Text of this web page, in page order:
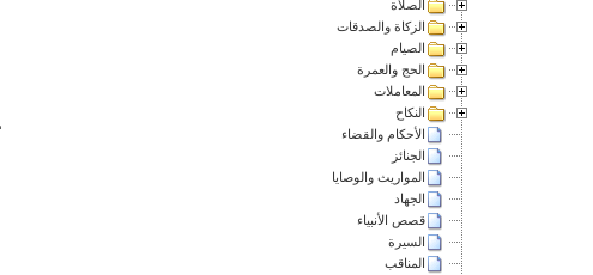
الصلاة
الزكاة والصدقات
الصيام
الحج والعمرة
المعاملات
النكاح
الأحكام والقضاء
الجنائز
المواريث والوصايا
الجهاد
قصص الأنبياء
السيرة
المناقب